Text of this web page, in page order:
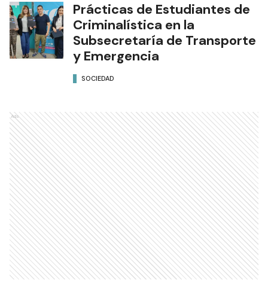
Prácticas de Estudiantes de
Criminalística en la
Subsecretaría de Transporte
y Emergencia
SOCIEDAD
Ads